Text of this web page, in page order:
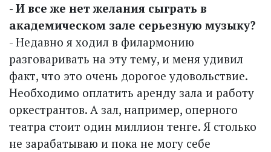
- И все же нет желания сыграть в
академическом зале серьезную музыку?
- Недавно я ходил в филармонию
разговаривать на эту тему, и меня удивил
факт, что это очень дорогое удовольствие.
Необходимо оплатить аренду зала и работу
оркестрантов. А зал, например, оперного
театра стоит один миллион тенге. Я столько
не зарабатываю и пока не могу себе